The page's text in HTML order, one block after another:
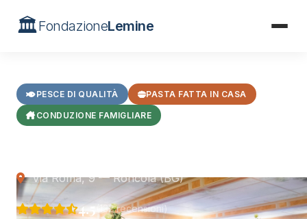
🏛️FondazioneLemine
PESCE DI QUALITÀ PASTA FATTA IN CASA
CONDUZIONE FAMIGLIARE
Via Roma, 9 — Roncola (BG)
4.5 (132 recensioni)